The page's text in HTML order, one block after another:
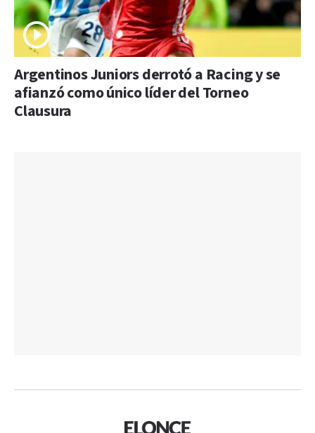
Argentinos Juniors derrotó a Racing y se
afianzó como único líder del Torneo
Clausura